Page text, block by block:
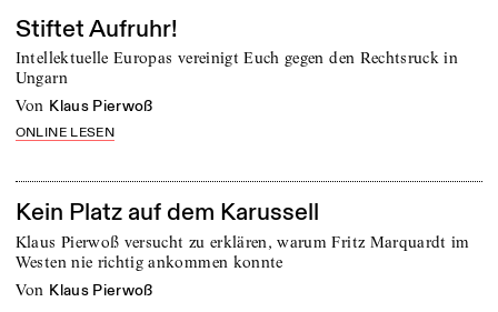
Stiftet Aufruhr!
Intellektuelle Europas vereinigt Euch gegen den Rechtsruck in
Ungarn
von Klaus Pierwoß
ONLINE LESEN
Kein Platz auf dem Karussell
Klaus Pierwoß versucht zu erklären, warum Fritz Marquardt im
Westen nie richtig ankommen konnte
von Klaus Pierwoß